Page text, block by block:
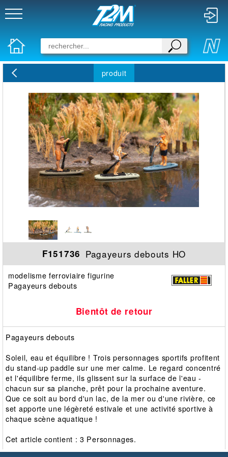
produit
F151736 Pagayeurs debouts HO
modelisme ferroviaire figurine
Pagayeurs debouts
Bientôt de retour
Pagayeurs debouts
Soleil, eau et équilibre ! Trois personnages sportifs profitent
du stand-up paddle sur une mer calme. Le regard concentré
et l'équilibre ferme, ils glissent sur la surface de l'eau -
chacun sur sa planche, prêt pour la prochaine aventure.
Que ce soit au bord d'un lac, de la mer ou d'une rivière, ce
set apporte une légèreté estivale et une activité sportive à
chaque scène aquatique !
Cet article contient : 3 Personnages.